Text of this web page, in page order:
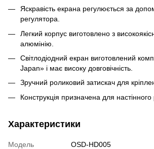
Яскравість екрана регулюється за
регулятора.
Легкий корпус виготовлено з
алюмінію.
Світлодіодний екран виготовлений
Japan» і має високу довговічність.
Зручний роликовий затискач для
Конструкція призначена для
Характеристики
Модель
OSD-HD005